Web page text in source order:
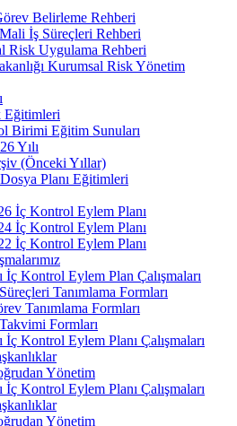
Belirleme Rehberi
İş Süreçleri Rehberi
Risk Uygulama Rehberi
Kurumsal Risk Yönetim
Eğitimleri
Birimi Eğitim Sunuları
Yılı
(Önceki Yıllar)
Planı Eğitimleri
İç Kontrol Eylem Planı
İç Kontrol Eylem Planı
İç Kontrol Eylem Planı
İç Kontrol Eylem Plan Çalışmaları
Tanımlama Formları
Tanımlama Formları
Formları
İç Kontrol Eylem Planı Çalışmaları
Yönetim
İç Kontrol Eylem Planı Çalışmaları
Yönetim